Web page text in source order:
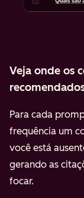
Veja onde os
Para cada
frequência um
você está
gerando as
focar.